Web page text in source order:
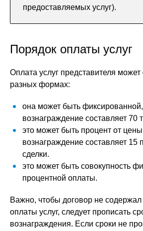
предоставляемых услуг).
Порядок оплаты услуг
Оплата услуг представителя
разных формах:
она может быть
вознаграждение составляет 70
это может быть процент от цены
вознаграждение составляет 15
сделки.
это может быть совокупность
процентной оплаты.
Важно, чтобы договор не
оплаты услуг, следует прописать
вознаграждения. Если сроки не